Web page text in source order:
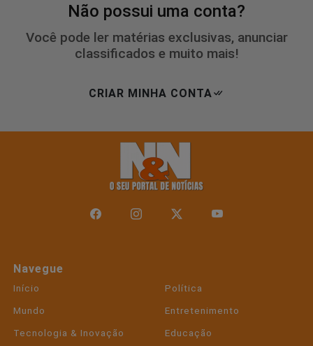
Não possui uma conta?
Você pode ler matérias exclusivas, anunciar
classificados e muito mais!
CRIAR MINHA CONTA
Navegue
Início
Política
Mundo
Entretenimento
Tecnologia & Inovação
Educação